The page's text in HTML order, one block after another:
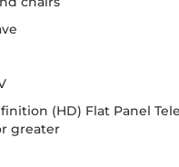
(HD) Flat Panel
greater